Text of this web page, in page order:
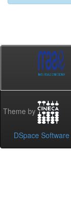
Theme by
DSpace Software